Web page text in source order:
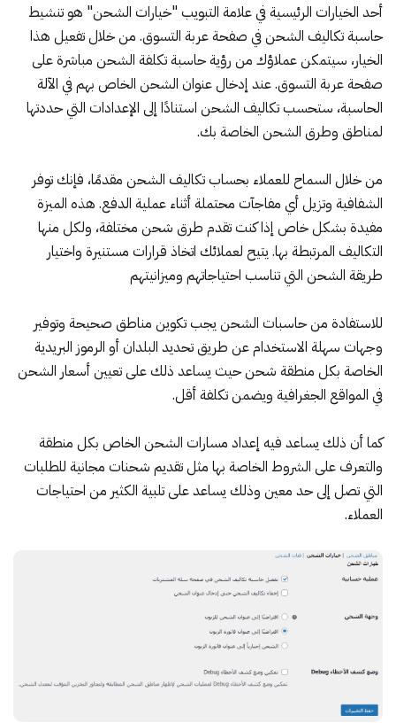
أحد الخيارات الرئيسية في علامة التبويب "خيارات الشحن" هو تنشيط
حاسبة تكاليف الشحن في صفحة عربة التسوق. من خلال تفعيل هذا
الخيار، سيتمكن عملاؤك من رؤية حاسبة تكلفة الشحن مباشرة على
صفحة عربة التسوق. عند إدخال عنوان الشحن الخاص بهم في الآلة
الحاسبة، ستحسب تكاليف الشحن استنادًا إلى الإعدادات التي حددتها
لمناطق وطرق الشحن الخاصة بك.
من خلال السماح للعملاء بحساب تكاليف الشحن مقدمًا، فإنك توفر
الشفافية وتزيل أي مفاجآت محتملة أثناء عملية الدفع. هذه الميزة
مفيدة بشكل خاص إذا كنت تقدم طرق شحن مختلفة، ولكل منها
التكاليف المرتبطة بها. يتيح لعملائك اتخاذ قرارات مستنيرة واختيار
طريقة الشحن التي تناسب احتياجاتهم وميزانيتهم
للاستفادة من حاسبات الشحن يجب تكوين مناطق صحيحة وتوفير
وجهات سهلة الاستخدام عن طريق تحديد البلدان أو الرموز البريدية
الخاصة بكل منطقة شحن حيث يساعد ذلك على تعيين أسعار الشحن
في المواقع الجغرافية ويضمن تكلفة أقل.
كما أن ذلك يساعد فيه إعداد مسارات الشحن الخاص بكل منطقة
والتعرف على الشروط الخاصة بها مثل تقديم شحنات مجانية للطلبات
التي تصل إلى حد معين وذلك يساعد على تلبية الكثير من احتياجات
العملاء.